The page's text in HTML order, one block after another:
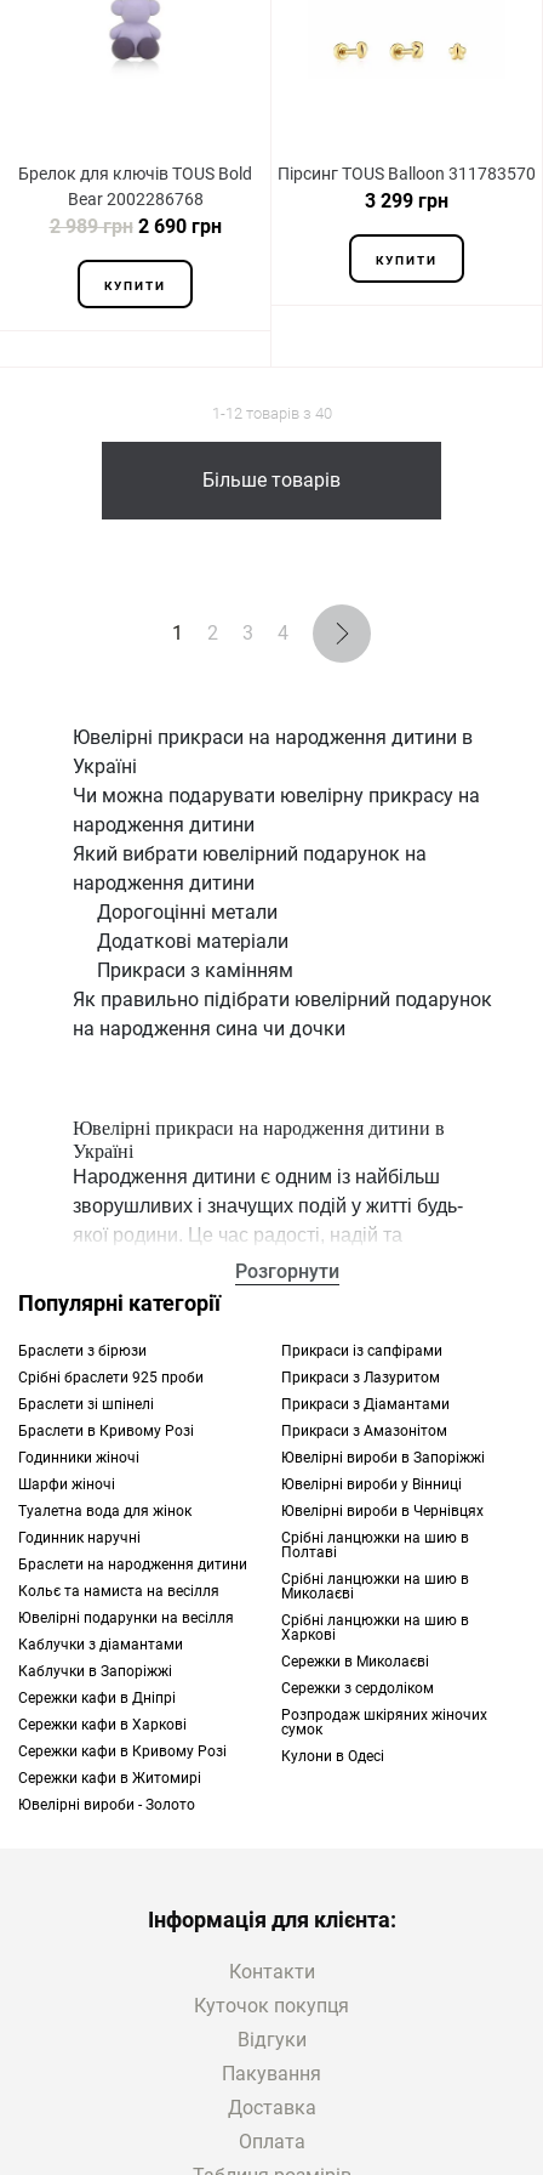
Брелок для ключів TOUS Bold
Bear 2002286768
2 989 грн2 690 грн
КУПИТИ
Пірсинг TOUS Balloon 311783570
3 299 грн
КУПИТИ
1-12 товарів з 40
Більше товарів
1 2 3 4
Ювелірні прикраси на народження дитини в
Україні
Чи можна подарувати ювелірну прикрасу на
народження дитини
Який вибрати ювелірний подарунок на
народження дитини
Дорогоцінні метали
Додаткові матеріали
Прикраси з камінням
Як правильно підібрати ювелірний подарунок
на народження сина чи дочки
Ювелірні прикраси на народження дитини в
Україні
Народження дитини є одним із найбільш
зворушливих і значущих подій у житті будь-
якої родини. Це час радості, надій та
ніжності, тому багато батьків прагнуть
сфотографувати та увічнити цей момент.
Зробити це можна по-різному, наприклад
черезподарунок у вигляді ювелірного
виробу. Вирішивши підібрати гарну
прикрасу, вивчіть асортимент інтернет-
магазину TOUS. Це можуть бутибраслети
сережки
кулонита багато
Чи можна подарувати ювелірну прикрасу на
народження дитини
Ювелірні вироби — це не просто допустимі,
а й одні з найкращих варіантів подарунка.
Є безліч причин, чому прикраси до
народження дитини — це гарна ідея:
Символічне значення.Правильно
підібраний виріб з унікальним дизайном
буде постійним нагадуванням про
важливий момент у житті батьків. Багато
причому кожна культивована прісноводна
відтінком. Тобто знайти другу таку
практично неможливо.
Вишуканий додаток для образу.
прикраси до народження дитини стануть
чудовим подарунком, якщо вони
Наприклад, для любителів виробів із білого
Розгорнути
Популярні категорії
Браслети з бірюзи
Срібні браслети 925 проби
Браслети зі шпінелі
Браслети в Кривому Розі
Годинники жіночі
Шарфи жіночі
Туалетна вода для жінок
Годинник наручні
Браслети на народження дитини
Кольє та намиста на весілля
Ювелірні подарунки на весілля
Каблучки з діамантами
Каблучки в Запоріжжі
Сережки кафи в Дніпрі
Сережки кафи в Харкові
Сережки кафи в Кривому Розі
Сережки кафи в Житомирі
Ювелірні вироби - Золото
Прикраси із сапфірами
Прикраси з Лазуритом
Прикраси з Діамантами
Прикраси з Амазонітом
Ювелірні вироби в Запоріжжі
Ювелірні вироби у Вінниці
Ювелірні вироби в Чернівцях
Срібні ланцюжки на шию в
Полтаві
Срібні ланцюжки на шию в
Миколаєві
Срібні ланцюжки на шию в
Харкові
Сережки в Миколаєві
Сережки з сердоліком
Розпродаж шкіряних жіночих
сумок
Кулони в Одесі
Інформація для клієнта:
Контакти
Куточок покупця
Відгуки
Пакування
Доставка
Оплата